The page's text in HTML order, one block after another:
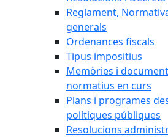
Reglament,
generals
Ordenances fiscals
Tipus impositius
Memòries i
normatius en curs
Plans i programes
polítiques públiques
Resolucions